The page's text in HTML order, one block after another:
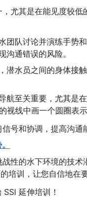
尤其是在能见度较
团队讨论并演练手势
沟通错误的风险。
潜水员之间的身体接
航至关重要，尤其是
线中画一个圆圈表
号和协调，提高沟通
性的水下环境的技
培训，让您自信地在
延伸培训！